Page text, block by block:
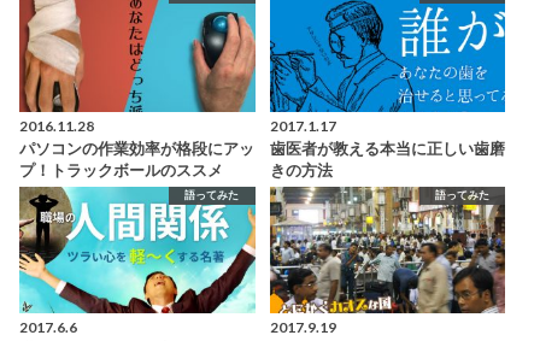
2016.11.28
パソコンの作業効率が格段にアッ
プ！トラックボールのススメ
2017.1.17
歯医者が教える本当に正しい歯磨
きの方法
語ってみた
2017.6.6
語ってみた
2017.9.19